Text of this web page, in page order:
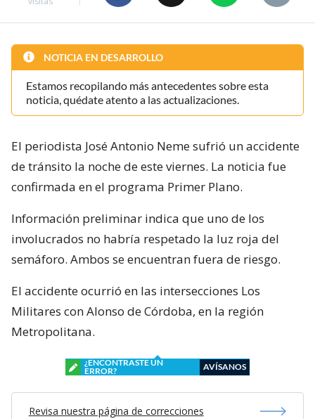
NOTICIA EN DESARROLLO
Estamos recopilando más antecedentes sobre esta
noticia, quédate atento a las actualizaciones.
El periodista José Antonio Neme sufrió un accidente
de tránsito la noche de este viernes. La noticia fue
confirmada en el programa Primer Plano.
Información preliminar indica que uno de los
involucrados no habría respetado la luz roja del
semáforo. Ambos se encuentran fuera de riesgo.
El accidente ocurrió en las intersecciones Los
Militares con Alonso de Córdoba, en la región
Metropolitana.
¿ENCONTRASTE UN
ERROR?
AVÍSANOS
Revisa nuestra página de correcciones